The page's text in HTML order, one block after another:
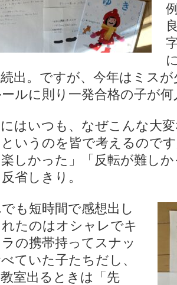
出。ですが、今年はミス
ルに則り一発合格の子が
はいつも、なぜこんな大
いうのを皆で考えるので
楽しかった」「反転が難し
省しきり。
も短時間で感想出し
たのはオシャレでキ
の携帯持ってスナッ
ていた子たちだし、
室出るときは「先